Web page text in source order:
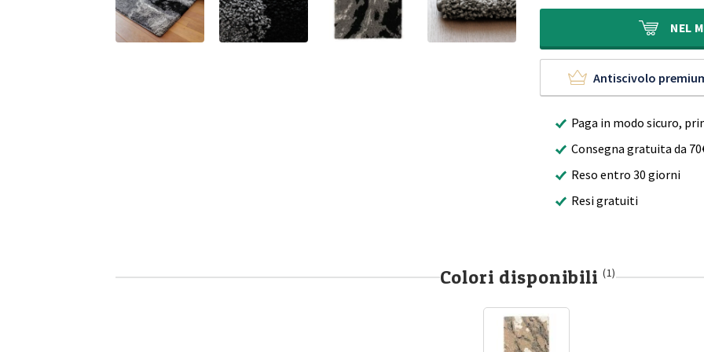
era:
400,00€.
è:
279,90€.
NEL
Antiscivolo
Paga in modo sicuro,
Consegna gratuita da
Reso entro 30 giorni
Resi gratuiti
Colori disponibili (1)